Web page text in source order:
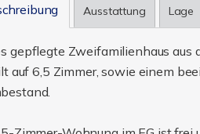
Ausstattung Lage
gepflegte Zweifamilienhaus aus
auf 6,5 Zimmer, sowie einem